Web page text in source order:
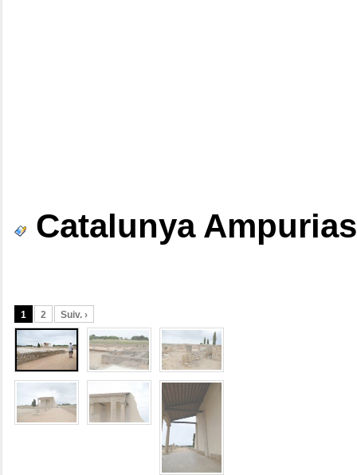
Catalunya
1 2 Suiv. ›